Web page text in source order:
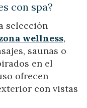
con spa?
selección
wellness,
saunas o
en el
ofrecen
con vistas